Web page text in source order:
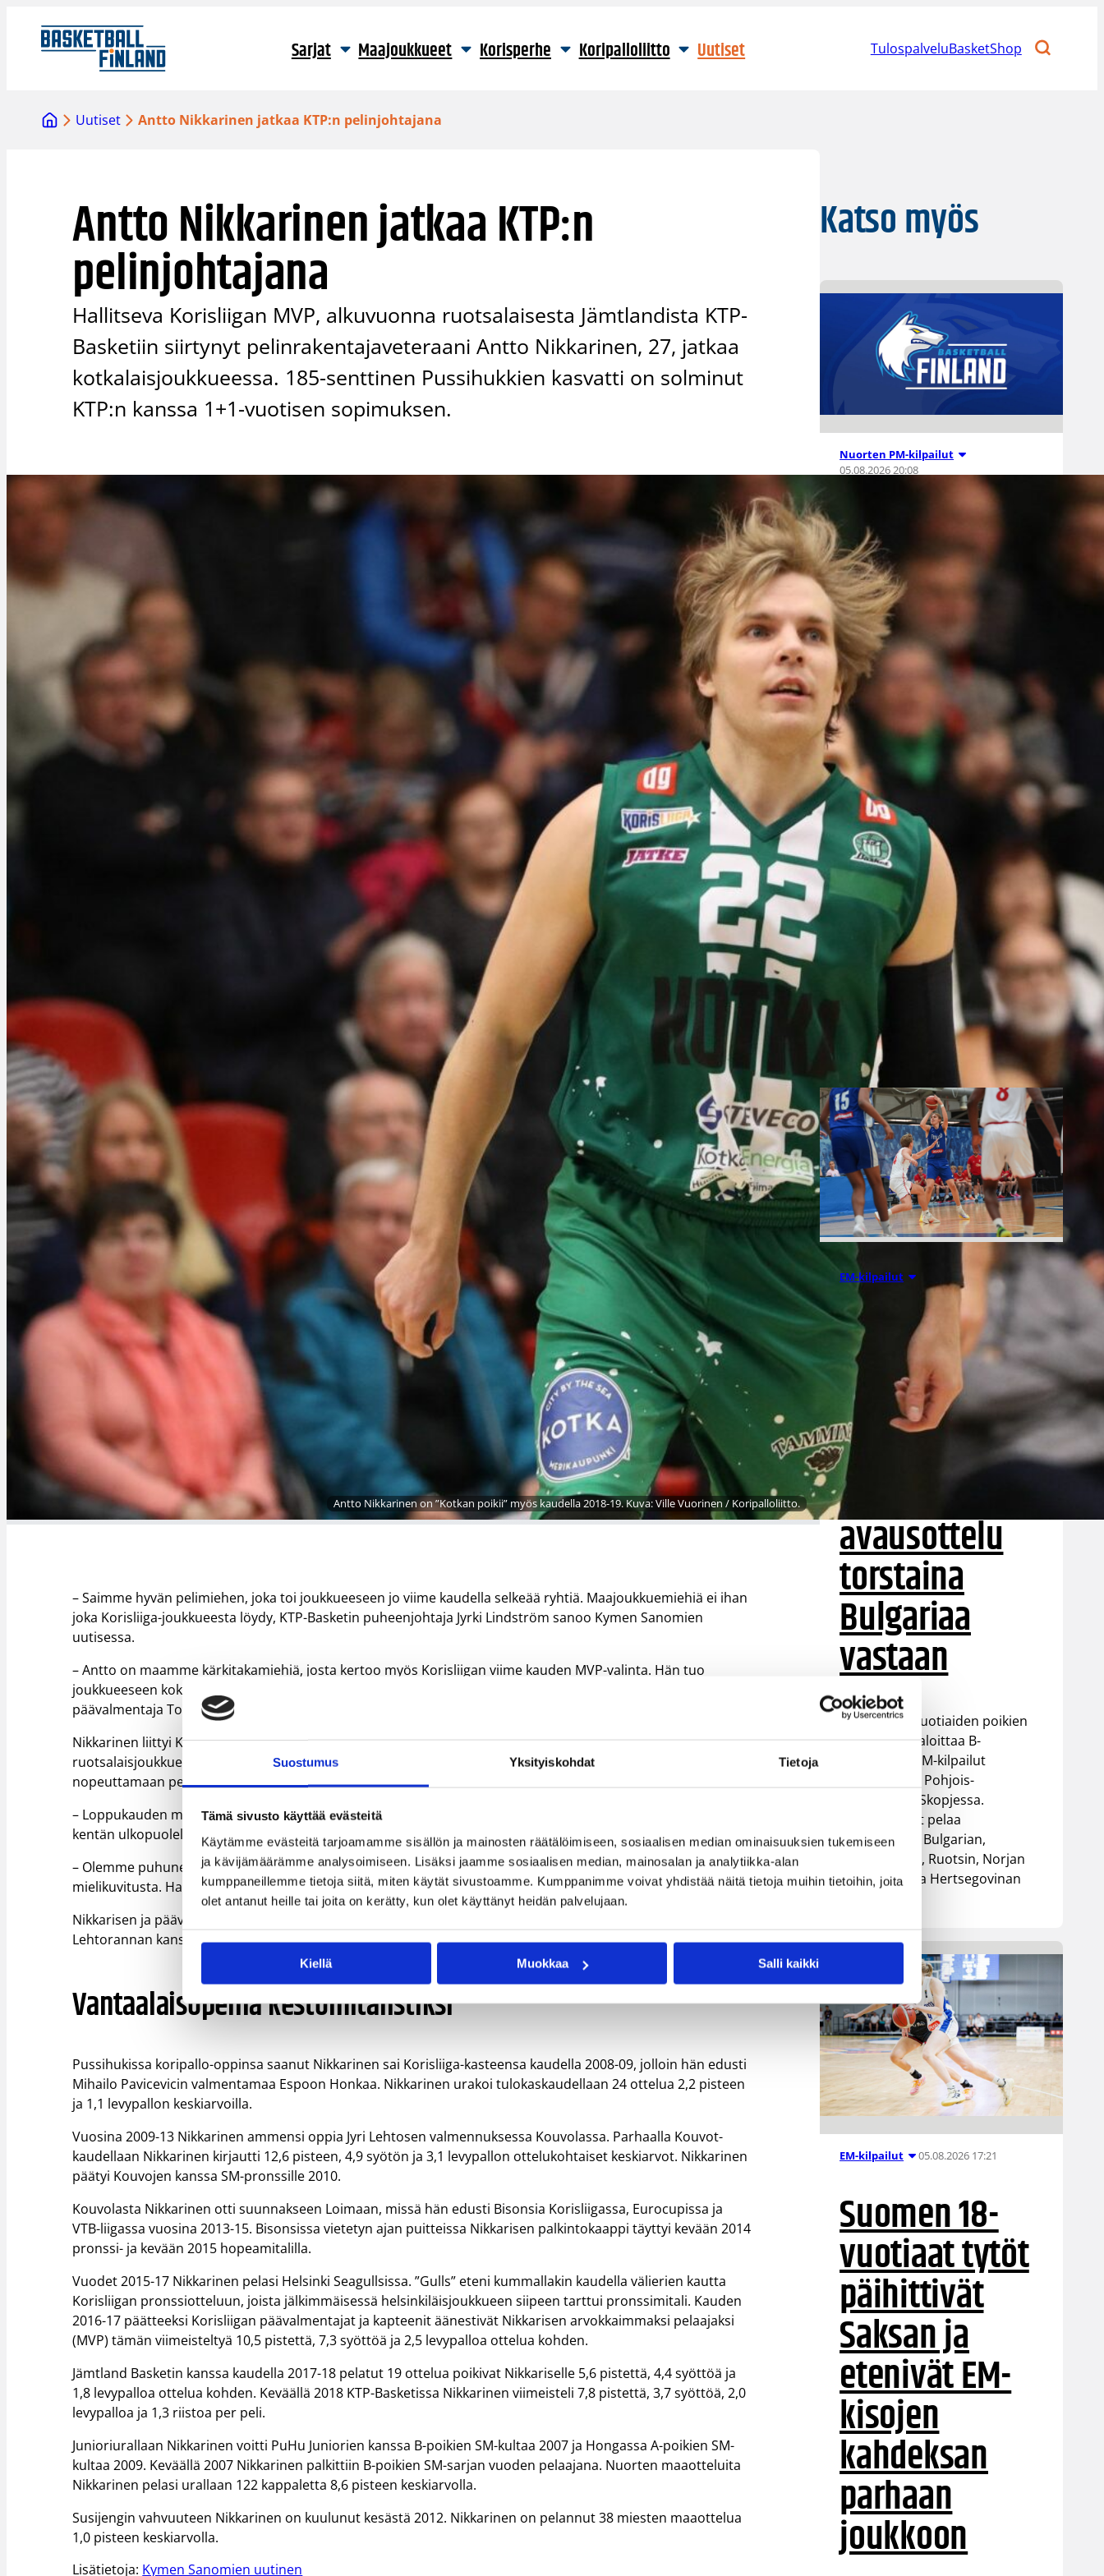
Suostumus Yksityiskohdat Tietoja
Tämä sivusto käyttää evästeitä
Käytämme evästeitä tarjoamamme sisällön ja mainosten räätälöimiseen, sosiaalisen median ominaisuuksien tukemiseen
ja kävijämäärämme analysoimiseen. Lisäksi jaamme sosiaalisen median, mainosalan ja analytiikka-alan
kumppaneillemme tietoja siitä, miten käytät sivustoamme. Kumppanimme voivat yhdistää näitä tietoja muihin tietoihin, joita
olet antanut heille tai joita on kerätty, kun olet käyttänyt heidän palvelujaan.
Kiellä Muokkaa Salli kaikki
sisältöön
Sarjat Maajoukkueet Korisperhe Koripalloliitto Uutiset TulospalveluBasketShop
Uutiset Antto Nikkarinen jatkaa KTP:n pelinjohtajana
Antto Nikkarinen jatkaa KTP:n
pelinjohtajana
Hallitseva Korisliigan MVP, alkuvuonna ruotsalaisesta Jämtlandista KTP-
Basketiin siirtynyt pelinrakentajaveteraani Antto Nikkarinen, 27, jatkaa
kotkalaisjoukkueessa. 185-senttinen Pussihukkien kasvatti on solminut
KTP:n kanssa 1+1-vuotisen sopimuksen.
Antto Nikkarinen on ”Kotkan poikii” myös kaudella 2018-19. Kuva: Ville Vuorinen / Koripalloliitto.
– Saimme hyvän pelimiehen, joka toi joukkueeseen jo viime kaudella selkeää ryhtiä. Maajoukkuemiehiä ei ihan
joka Korisliiga-joukkueesta löydy, KTP-Basketin puheenjohtaja Jyrki Lindström sanoo Kymen Sanomien
uutisessa.
– Antto on maamme kärkitakamiehiä, josta kertoo myös Korisliigan viime kauden MVP-valinta. Hän tuo
joukkueeseen kokemusta ja pelinjohtotaitoa, joita tarvitaan, jos haluamme menestyä, KTP:n tuore
päävalmentaja Tomi Kaminen kertoo.
Nikkarinen liittyi KTP-Basketiin kesken talven 2018. Alkukaudella Nikkarisella oli vaikeuksia sopeutua
ruotsalaisjoukkueensa Jämtlandin vaatimaan vauhtipeliin. Kotkassa Nikkarinen sai huomata KTP:nkin pyrkivän
nopeuttamaan peliään.
– Loppukauden materiaali sopi vauhtipeliin, joten se oli asia kuin Ruotsissa. Kotkassa hoidettiin kaikki asiat
kentän ulkopuolella hyvin ja minut otettiin myös joukkueessa heti isoon rooliin, Nikkarinen pohtii.
– Olemme puhuneet Kamisen kanssa puolen kentän hyökkäämisestä ja miten saamme siihen lisää
mielikuvitusta. Haluamme olla erilaisia kuin muut joukkueet. Kiva päästä rakentamaan sitä alusta asti.
Nikkarisen ja päävalmentaja Kamisen lisäksi joukkue on sorvannut sopimukset Michael Poundsin ja Janne
Lehtorannan kanssa.
Vantaalaisopeilla kestomitalistiksi
Pussihukissa koripallo-oppinsa saanut Nikkarinen sai Korisliiga-kasteensa kaudella 2008-09, jolloin hän edusti
Mihailo Pavicevicin valmentamaa Espoon Honkaa. Nikkarinen urakoi tulokaskaudellaan 24 ottelua 2,2 pisteen
ja 1,1 levypallon keskiarvoilla.
Vuosina 2009-13 Nikkarinen ammensi oppia Jyri Lehtosen valmennuksessa Kouvolassa. Parhaalla Kouvot-
kaudellaan Nikkarinen kirjautti 12,6 pisteen, 4,9 syötön ja 3,1 levypallon ottelukohtaiset keskiarvot. Nikkarinen
päätyi Kouvojen kanssa SM-pronssille 2010.
Kouvolasta Nikkarinen otti suunnakseen Loimaan, missä hän edusti Bisonsia Korisliigassa, Eurocupissa ja
VTB-liigassa vuosina 2013-15. Bisonsissa vietetyn ajan puitteissa Nikkarisen palkintokaappi täyttyi kevään 2014
pronssi- ja kevään 2015 hopeamitalilla.
Vuodet 2015-17 Nikkarinen pelasi Helsinki Seagullsissa. ”Gulls” eteni kummallakin kaudella välierien kautta
Korisliigan pronssiotteluun, joista jälkimmäisessä helsinkiläisjoukkueen siipeen tarttui pronssimitali. Kauden
2016-17 päätteeksi Korisliigan päävalmentajat ja kapteenit äänestivät Nikkarisen arvokkaimmaksi pelaajaksi
(MVP) tämän viimeisteltyä 10,5 pistettä, 7,3 syöttöä ja 2,5 levypalloa ottelua kohden.
Jämtland Basketin kanssa kaudella 2017-18 pelatut 19 ottelua poikivat Nikkariselle 5,6 pistettä, 4,4 syöttöä ja
1,8 levypalloa ottelua kohden. Keväällä 2018 KTP-Basketissa Nikkarinen viimeisteli 7,8 pistettä, 3,7 syöttöä, 2,0
levypalloa ja 1,3 riistoa per peli.
Junioriurallaan Nikkarinen voitti PuHu Juniorien kanssa B-poikien SM-kultaa 2007 ja Hongassa A-poikien SM-
kultaa 2009. Keväällä 2007 Nikkarinen palkittiin B-poikien SM-sarjan vuoden pelaajana. Nuorten maaotteluita
Nikkarinen pelasi urallaan 122 kappaletta 8,6 pisteen keskiarvolla.
Susijengin vahvuuteen Nikkarinen on kuulunut kesästä 2012. Nikkarinen on pelannut 38 miesten maaottelua
1,0 pisteen keskiarvolla.
Lisätietoja: Kymen Sanomien uutinen
Katso myös
Nuorten PM-kilpailut
05.08.2026 20:08
Suomen 15-
vuotiaat tytöt
voittivat
Islannin
Nordic Open -
turnauksen
toisessa
ottelussa
Suomen 15-vuotiaiden tyttöjen
maajoukkue jatkoi
voittokulkuaan Lohjalla
pelattavassa Nordic Open -
turnauksessa kaatamalla
Islannin vakuuttavasti 70–47.
Sudenpennut kohtaa huomenna
turnauksen päätösottelussa
Latvian klo 15.
EM-kilpailut 05.08.2026 18:54
Suomen 16-
vuotiaat
suuntaavat B-
divisioonan
EM-kisoihin –
avausottelu
torstaina
Bulgariaa
vastaan
Suomen 16-vuotiaiden poikien
maajoukkue aloittaa B-
divisioonan EM-kilpailut
torstaina 6.8. Pohjois-
Makedonian Skopjessa.
Sudenpennut pelaa
alkulohkossa Bulgarian,
Luxemburgin, Ruotsin, Norjan
sekä Bosnia ja Hertsegovinan
EM-kilpailut 05.08.2026 17:21
Suomen 18-
vuotiaat tytöt
päihittivät
Saksan ja
etenivät EM-
kisojen
kahdeksan
parhaan
joukkoon